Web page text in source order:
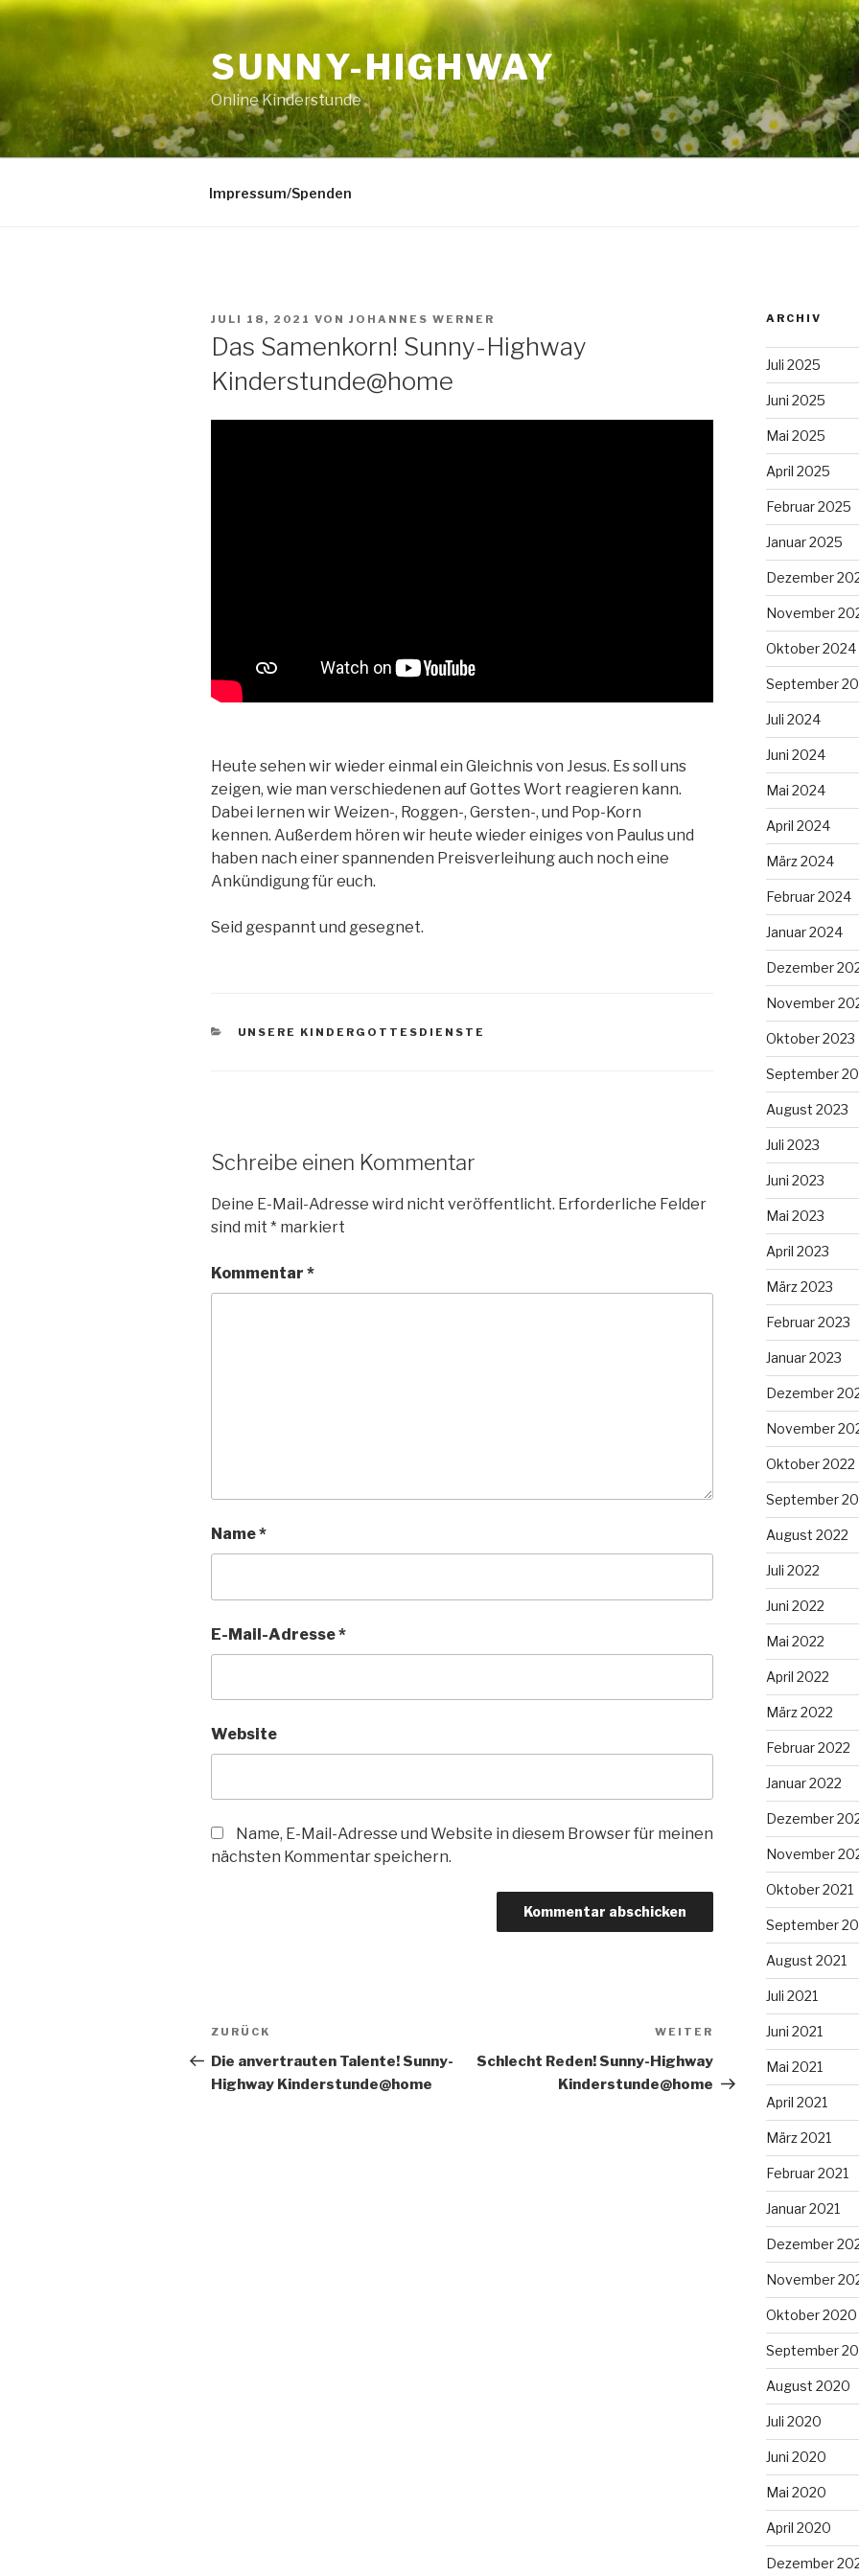
Zum
SUNNY-HIGHWAY
Online Kinderstunde
Impressum/Spenden
VERÖFFENTLICHT
JULI 18, 2021 VON JOHANNES WERNER
Das Samenkorn! Sunny-Highway
Kinderstunde@home
Heute sehen wir wieder einmal ein Gleichnis von Jesus. Es soll uns
zeigen, wie man verschiedenen auf Gottes Wort reagieren kann.
Dabei lernen wir Weizen-, Roggen-, Gersten-, und Pop-Korn
kennen. Außerdem hören wir heute wieder einiges von Paulus und
haben nach einer spannenden Preisverleihung auch noch eine
Ankündigung für euch.
Seid gespannt und gesegnet.
KATEGORIEN
UNSERE KINDERGOTTESDIENSTE
Schreibe einen Kommentar
Deine E-Mail-Adresse wird nicht veröffentlicht. Erforderliche Felder
sind mit * markiert
Kommentar *
Name*
E-Mail-Adresse*
Website
Name, E-Mail-Adresse und Website in diesem Browser für meinen
nächsten Kommentar speichern.
Beitragsnavigation
Vorheriger
Beitrag
ZURÜCK
Die anvertrauten Talente! Sunny-
Highway Kinderstunde@home
Nächster
Beitrag
WEITER
Schlecht Reden! Sunny-Highway
Kinderstunde@home
ARCHIV
Juli 2025
Juni 2025
Mai 2025
April 2025
Februar 2025
Januar 2025
Dezember
November
Oktober 2024
September
Juli 2024
Juni 2024
Mai 2024
April 2024
März 2024
Februar 2024
Januar 2024
Dezember
November
Oktober 2023
September
August 2023
Juli 2023
Juni 2023
Mai 2023
April 2023
März 2023
Februar 2023
Januar 2023
Dezember
November
Oktober 2022
September
August 2022
Juli 2022
Juni 2022
Mai 2022
April 2022
März 2022
Februar 2022
Januar 2022
Dezember
November
Oktober 2021
September
August 2021
Juli 2021
Juni 2021
Mai 2021
April 2021
März 2021
Februar 2021
Januar 2021
Dezember
November
Oktober 2020
September
August 2020
Juli 2020
Juni 2020
Mai 2020
April 2020
Dezember